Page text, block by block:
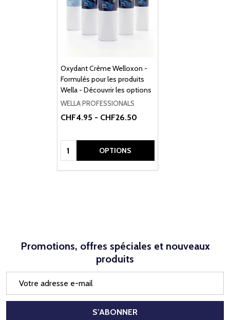
Oxydant Crème Welloxon -
Formulés pour les produits
Wella - Découvrir les options
WELLA PROFESSIONALS
CHF4.95 - CHF26.50
Quantité: OPTIONS
Promotions, offres spéciales et nouveaux
produits
mail
S’ABONNER